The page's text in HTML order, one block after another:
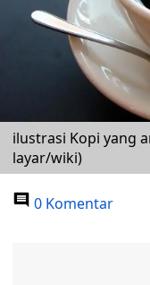
ilustrasi Kopi yang
layar/wiki)
0 Komentar